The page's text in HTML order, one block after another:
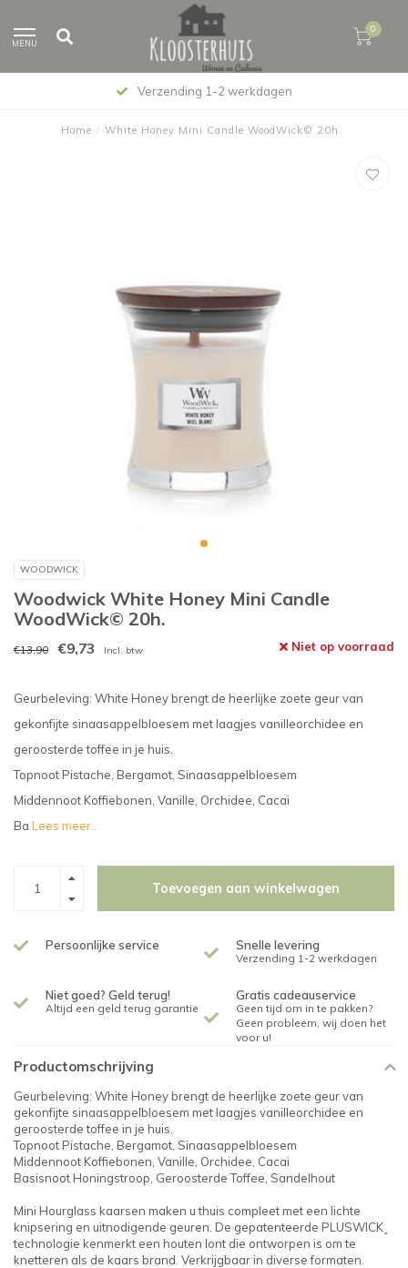
MENU
0
Verzending 1-2 werkdagen
Home / White Honey Mini Candle WoodWick© 20h.
WOODWICK
Woodwick White Honey Mini Candle
WoodWick© 20h.
€13,90 €9,73 Incl. btw Niet op voorraad
Geurbeleving: White Honey brengt de heerlijke zoete geur van
gekonfijte sinaasappelbloesem met laagjes vanilleorchidee en
geroosterde toffee in je huis.
Topnoot Pistache, Bergamot, Sinaasappelbloesem
Middennoot Koffiebonen, Vanille, Orchidee, Cacai
Ba Lees meer..
Toevoegen aan winkelwagen
Persoonlijke service Snelle levering
Verzending 1-2 werkdagen
Niet goed? Geld terug!
Altijd een geld terug garantie
Gratis cadeauservice
Geen tijd om in te pakken?
Geen probleem, wij doen het
voor u!
Productomschrijving
Geurbeleving: White Honey brengt de heerlijke zoete geur van
gekonfijte sinaasappelbloesem met laagjes vanilleorchidee en
geroosterde toffee in je huis.
Topnoot Pistache, Bergamot, Sinaasappelbloesem
Middennoot Koffiebonen, Vanille, Orchidee, Cacai
Basisnoot Honingstroop, Geroosterde Toffee, Sandelhout
Mini Hourglass kaarsen maken u thuis compleet met een lichte
knipsering en uitnodigende geuren. De gepatenteerde PLUSWICK¸
technologie kenmerkt een houten lont die ontworpen is om te
knetteren als de kaars brand. Verkrijgbaar in diverse formaten.